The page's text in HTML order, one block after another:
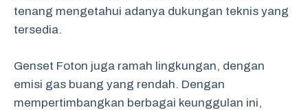
tenang mengetahui adanya dukungan teknis yang
tersedia.
Genset Foton juga ramah lingkungan, dengan
emisi gas buang yang rendah. Dengan
mempertimbangkan berbagai keunggulan ini,